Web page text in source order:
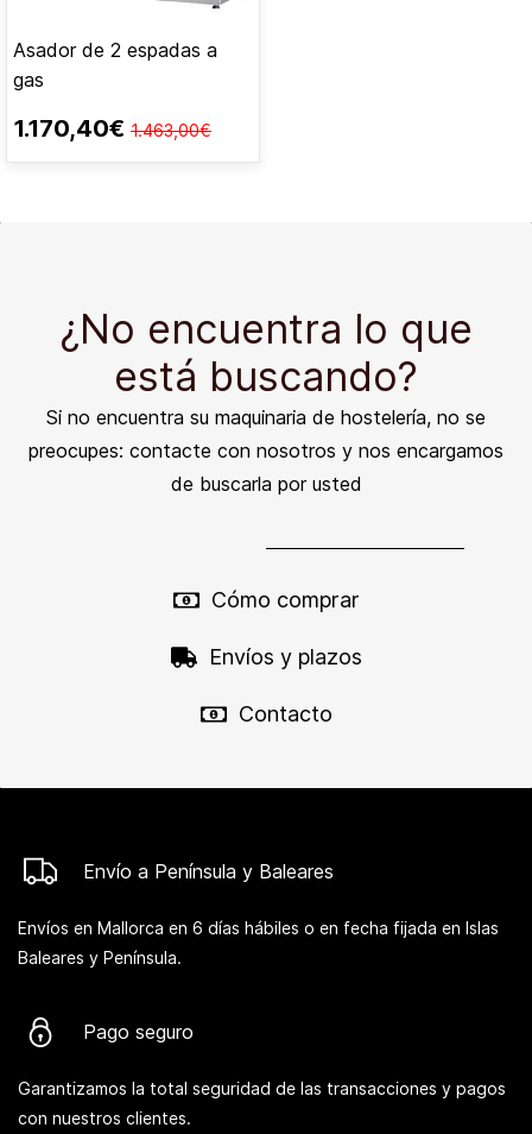
Asador de 2 espadas a
gas
1.170,40€ 1.463,00€
¿No encuentra lo que
está buscando?
Si no encuentra su maquinaria de hostelería, no se
preocupes: contacte con nosotros y nos encargamos
de buscarla por usted
Cómo comprar
Envíos y plazos
Contacto
Envío a Península y Baleares
Envíos en Mallorca en 6 días hábiles o en fecha fijada en Islas
Baleares y Península.
Pago seguro
Garantizamos la total seguridad de las transacciones y pagos
con nuestros clientes.